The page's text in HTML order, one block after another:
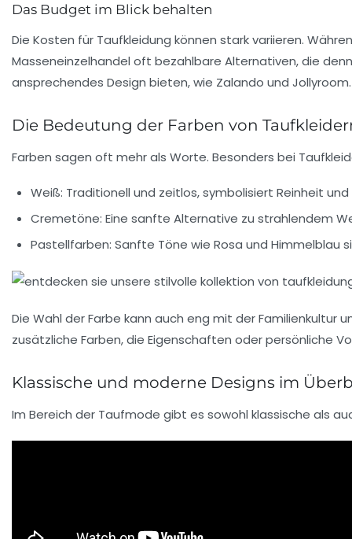
Das Budget im Blick behalten
Die Kosten für Taufkleidung können stark variieren.
Masseneinzelhandel oft bezahlbare Alternativen, die
ansprechendes Design bieten, wie Zalando und Jollyroom.
Die Bedeutung der Farben von
Farben sagen oft mehr als Worte. Besonders bei
Weiß: Traditionell und zeitlos, symbolisiert Reinheit
Cremetöne: Eine sanfte Alternative zu strahlendem
Pastellfarben: Sanfte Töne wie Rosa und Himmelblau
Die Wahl der Farbe kann auch eng mit der
zusätzliche Farben, die Eigenschaften oder persönliche
Klassische und moderne Designs im
Im Bereich der Taufmode gibt es sowohl klassische als